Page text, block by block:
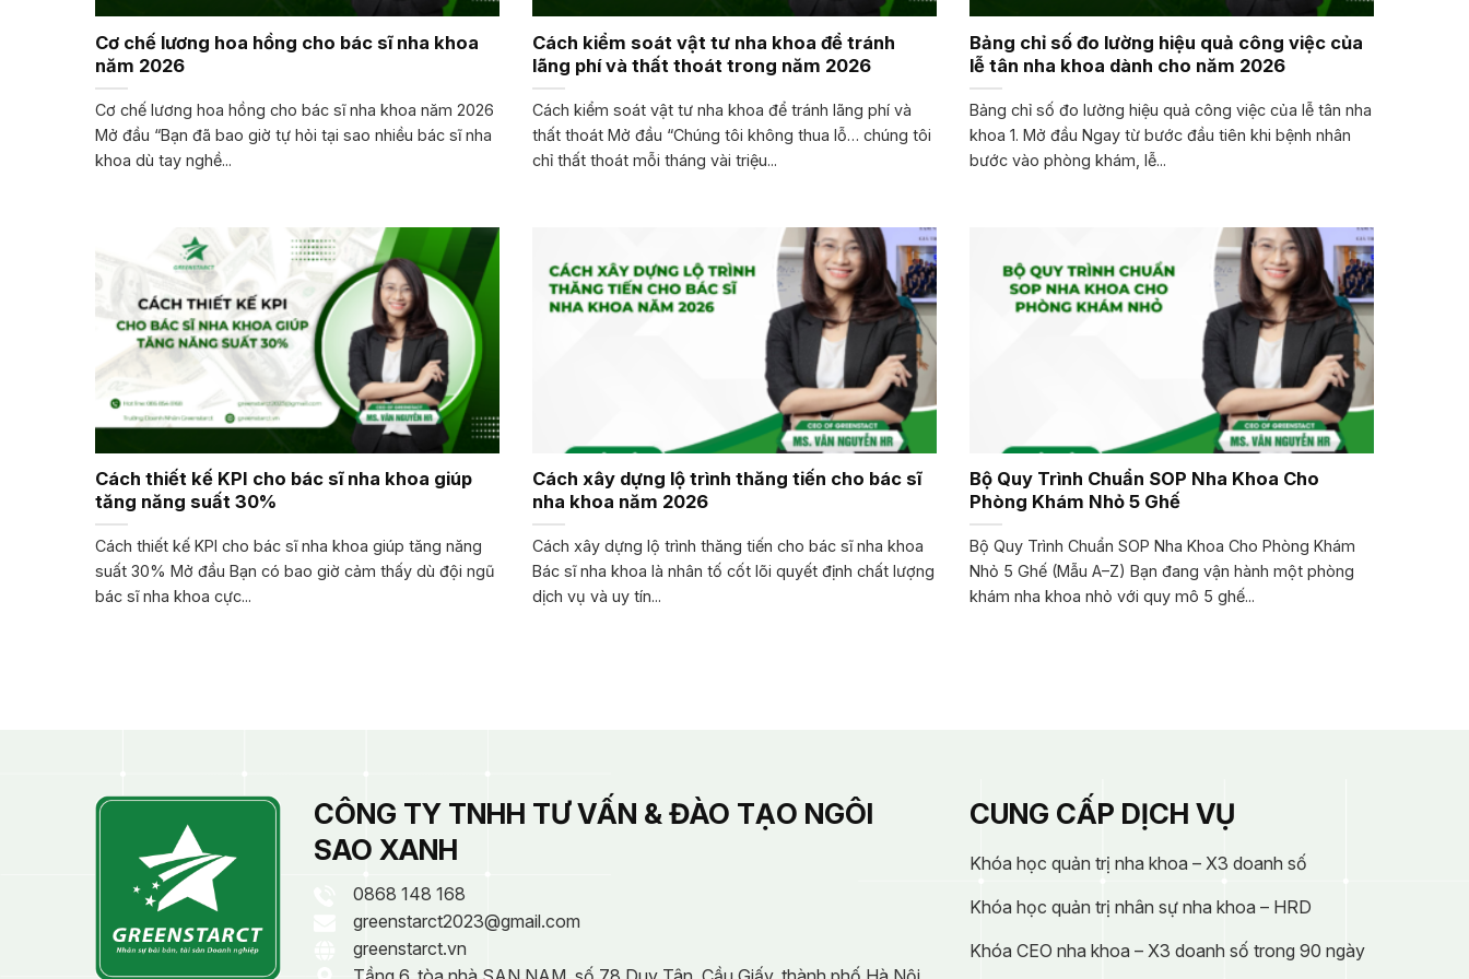
Cơ chế lương hoa hồng cho bác sĩ nha khoa
năm 2026
Cơ chế lương hoa hồng cho bác sĩ nha khoa năm 2026
Mở đầu “Bạn đã bao giờ tự hỏi tại sao nhiều bác sĩ nha
khoa dù tay nghề...
Cách kiểm soát vật tư nha khoa để tránh
lãng phí và thất thoát trong năm 2026
Cách kiểm soát vật tư nha khoa để tránh lãng phí và
thất thoát Mở đầu “Chúng tôi không thua lỗ… chúng tôi
chỉ thất thoát mỗi tháng vài triệu...
Bảng chỉ số đo lường hiệu quả công việc của
lễ tân nha khoa dành cho năm 2026
Bảng chỉ số đo lường hiệu quả công việc của lễ tân nha
khoa 1. Mở đầu Ngay từ bước đầu tiên khi bệnh nhân
bước vào phòng khám, lễ...
Cách thiết kế KPI cho bác sĩ nha khoa giúp
tăng năng suất 30%
Cách thiết kế KPI cho bác sĩ nha khoa giúp tăng năng
suất 30% Mở đầu Bạn có bao giờ cảm thấy dù đội ngũ
bác sĩ nha khoa cực...
Cách xây dựng lộ trình thăng tiến cho bác sĩ
nha khoa năm 2026
Cách xây dựng lộ trình thăng tiến cho bác sĩ nha khoa
Bác sĩ nha khoa là nhân tố cốt lõi quyết định chất lượng
dịch vụ và uy tín...
Bộ Quy Trình Chuẩn SOP Nha Khoa Cho
Phòng Khám Nhỏ 5 Ghế
Bộ Quy Trình Chuẩn SOP Nha Khoa Cho Phòng Khám
Nhỏ 5 Ghế (Mẫu A–Z) Bạn đang vận hành một phòng
khám nha khoa nhỏ với quy mô 5 ghế...
CÔNG TY TNHH TƯ VẤN & ĐÀO TẠO NGÔI
SAO XANH
0868 148 168
greenstarct2023@gmail.com
greenstarct.vn
CUNG CẤP DỊCH VỤ
Khóa học quản trị nha khoa – X3 doanh số
Khóa học quản trị nhân sự nha khoa – HRD
Khóa CEO nha khoa – X3 doanh số trong 90 ngày